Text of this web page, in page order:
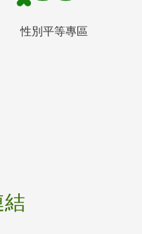
性別平等專區
結